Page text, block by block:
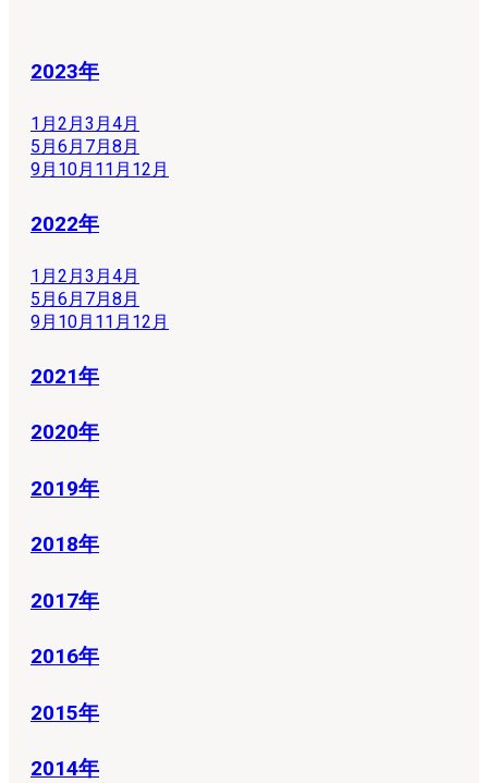
2023年
1月2月3月4月
5月6月 7月8月
9月 10月 11月 12月
2022年
1月 2月 3月 4月
5月 6月 7月 8月
9月 10月 11月 12月
2021年
2020年
2019年
2018年
2017年
2016年
2015年
2014年